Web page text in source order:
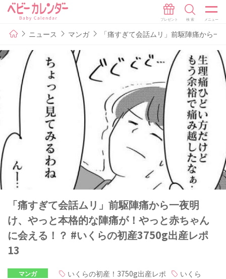
ニュース マンガ 「痛すぎて会話ムリ」前駆陣痛から
「痛すぎて会話ムリ」前駆陣痛から一夜明
け、やっと本格的な陣痛が！やっと赤ちゃん
に会える！？ #いくらの初産3750g出産レポ
13
マンガ いくらの初産！3750g出産レポ
いくら